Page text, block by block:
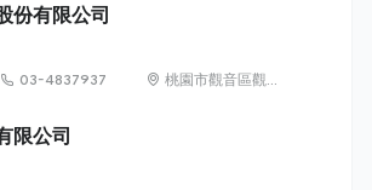
份有限公司
03-4837937
桃園市觀音區觀音
限公司